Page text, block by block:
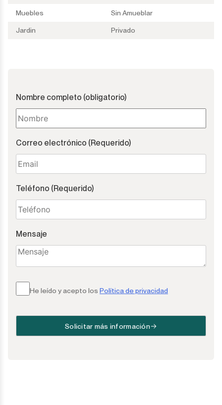
Muebles Sin Amueblar
Jardin Privado
Nombre completo (obligatorio)
Correo electrónico (Requerido)
Teléfono (Requerido)
Mensaje
He leído y acepto los Política de privacidad
Solicitar más información